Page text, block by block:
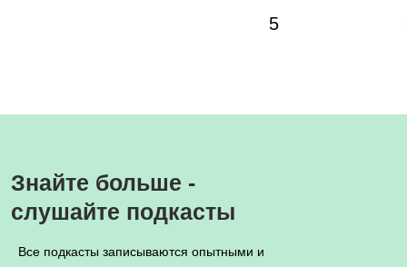
5
Знайте больше -
слушайте подкасты
Все подкасты записываются опытными и